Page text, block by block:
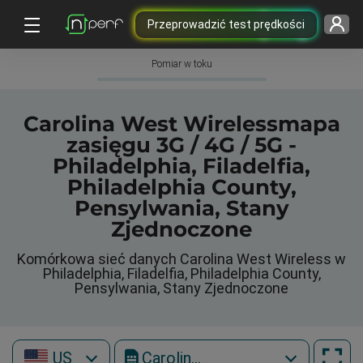
Przeprowadzić test prędkości
Pomiar w toku
Carolina West Wirelessmapa
zasięgu 3G / 4G / 5G -
Philadelphia, Filadelfia,
Philadelphia County,
Pensylwania, Stany
Zjednoczone
Komórkowa sieć danych Carolina West Wireless w
Philadelphia, Filadelfia, Philadelphia County,
Pensylwania, Stany Zjednoczone
US Carolina West Wireless